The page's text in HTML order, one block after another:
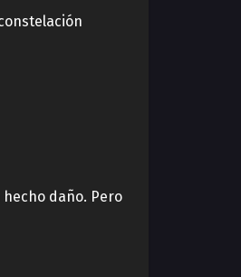
daño. Pero